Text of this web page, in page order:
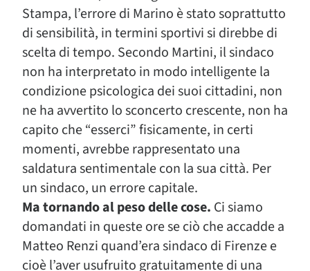
Stampa, l’errore di Marino è stato soprattutto
di sensibilità, in termini sportivi si direbbe di
scelta di tempo. Secondo Martini, il sindaco
non ha interpretato in modo intelligente la
condizione psicologica dei suoi cittadini, non
ne ha avvertito lo sconcerto crescente, non ha
capito che “esserci” fisicamente, in certi
momenti, avrebbe rappresentato una
saldatura sentimentale con la sua città. Per
un sindaco, un errore capitale.
Ma tornando al peso delle cose. Ci siamo
domandati in queste ore se ciò che accadde a
Matteo Renzi quand’era sindaco di Firenze e
cioè l’aver usufruito gratuitamente di una